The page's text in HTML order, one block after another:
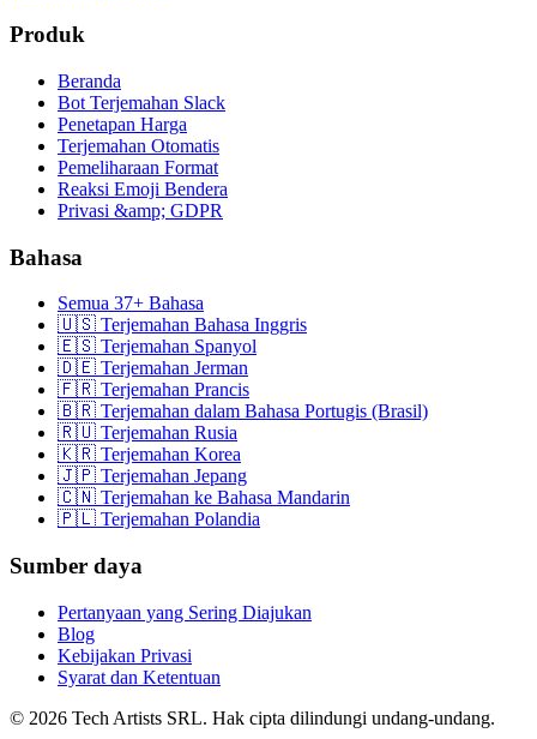
Produk
Beranda
Bot Terjemahan Slack
Penetapan Harga
Terjemahan Otomatis
Pemeliharaan Format
Reaksi Emoji Bendera
Privasi &amp; GDPR
Bahasa
Semua 37+ Bahasa
🇺🇸 Terjemahan Bahasa Inggris
🇪🇸 Terjemahan Spanyol
🇩🇪 Terjemahan Jerman
🇫🇷 Terjemahan Prancis
🇧🇷 Terjemahan dalam Bahasa Portugis (Brasil)
🇷🇺 Terjemahan Rusia
🇰🇷 Terjemahan Korea
🇯🇵 Terjemahan Jepang
🇨🇳 Terjemahan ke Bahasa Mandarin
🇵🇱 Terjemahan Polandia
Sumber daya
Pertanyaan yang Sering Diajukan
Blog
Kebijakan Privasi
Syarat dan Ketentuan
© 2026 Tech Artists SRL. Hak cipta dilindungi undang-undang.